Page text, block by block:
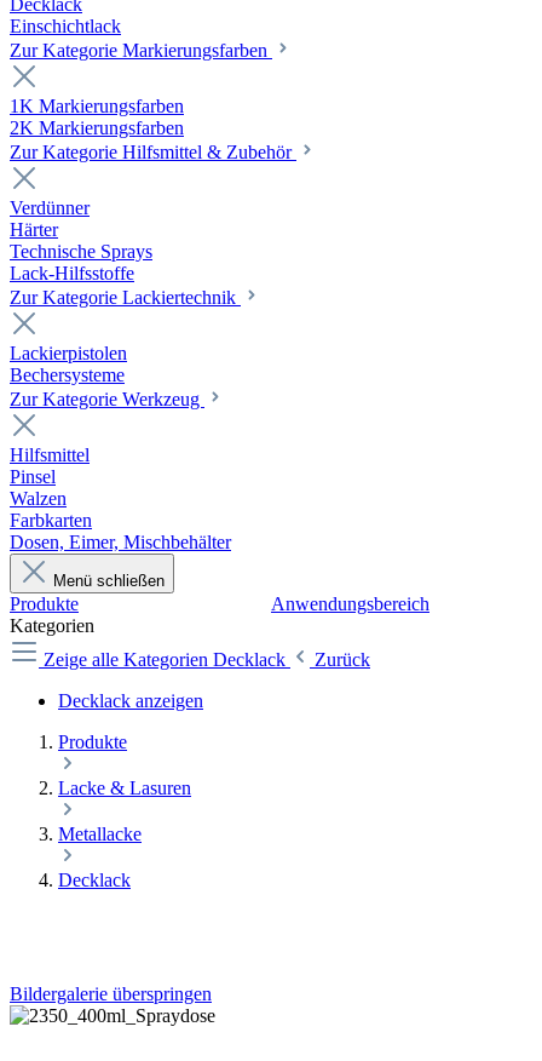
Decklack
Einschichtlack
Zur Kategorie Markierungsfarben
1K Markierungsfarben
2K Markierungsfarben
Zur Kategorie Hilfsmittel & Zubehör
Verdünner
Härter
Technische Sprays
Lack-Hilfsstoffe
Zur Kategorie Lackiertechnik
Lackierpistolen
Bechersysteme
Zur Kategorie Werkzeug
Hilfsmittel
Pinsel
Walzen
Farbkarten
Dosen, Eimer, Mischbehälter
Menü schließen
Produkte
Anwendungsbereich
Kategorien
Zeige alle Kategorien Decklack
Zurück
Decklack anzeigen
Produkte
Lacke & Lasuren
Metallacke
Decklack
Bildergalerie überspringen